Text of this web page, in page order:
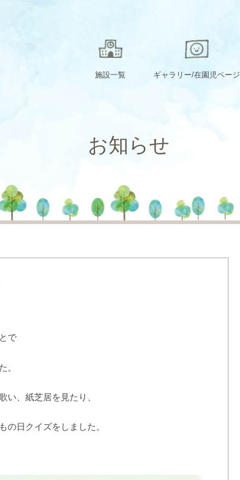
施設一覧 ギャラリー/在園児ページ
お知らせ
で
。
い、紙芝居を見たり、
の日クイズをしました。